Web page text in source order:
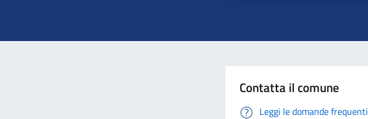
Contatta il comune
Leggi le domande frequenti